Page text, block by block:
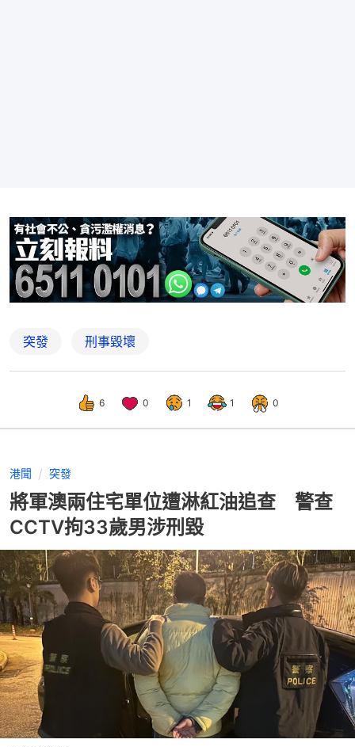
突發 刑事毀壞
6 0 1 1 0
港聞 突發
將軍澳兩住宅單位遭淋紅油追查 警查
CCTV拘33歲男涉刑毀